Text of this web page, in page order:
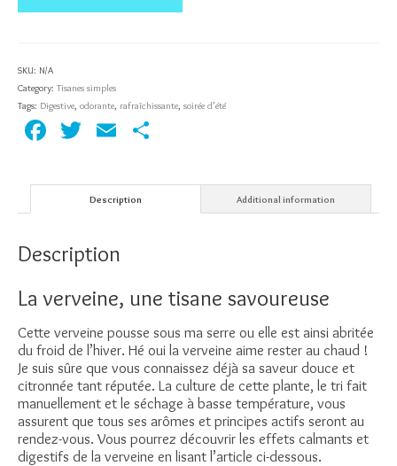
SKU: N/A
Category: Tisanes simples
Tags: Digestive, odorante, rafraîchissante, soirée d’été
Facebook
TwitterEmail
Description Additional information
Description
La verveine, une tisane savoureuse
Cette verveine pousse sous ma serre ou elle est ainsi abritée
du froid de l’hiver. Hé oui la verveine aime rester au chaud !
Je suis sûre que vous connaissez déjà sa saveur douce et
citronnée tant réputée. La culture de cette plante, le tri fait
manuellement et le séchage à basse température, vous
assurent que tous ses arômes et principes actifs seront au
rendez-vous. Vous pourrez découvrir les effets calmants et
digestifs de la verveine en lisant l’article ci-dessous.